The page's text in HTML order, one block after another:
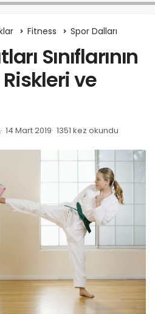
Fitness Spor Dalları
Sınıflarının
ve
14 Mart 2019 1351 kez okundu